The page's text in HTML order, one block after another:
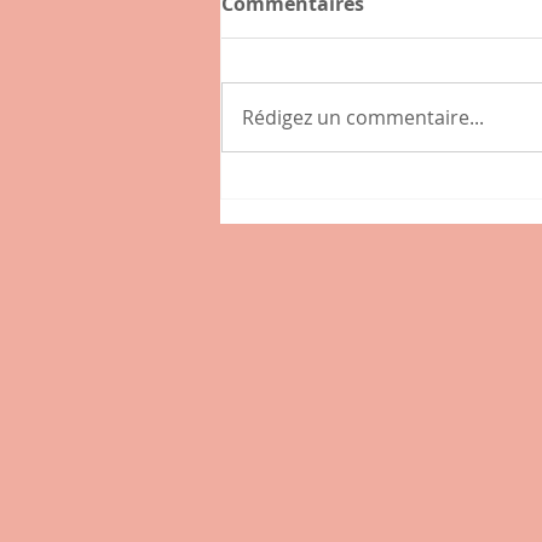
, nouveau café-épicerie de
Rédigez un commentaire...